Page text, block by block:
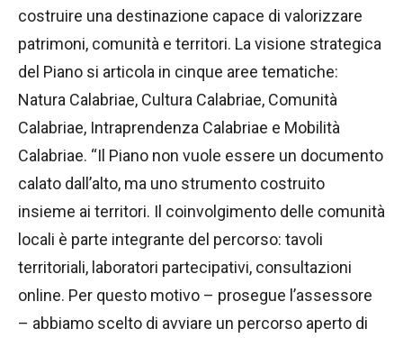
costruire una destinazione capace di valorizzare
patrimoni, comunità e territori. La visione strategica
del Piano si articola in cinque aree tematiche:
Natura Calabriae, Cultura Calabriae, Comunità
Calabriae, Intraprendenza Calabriae e Mobilità
Calabriae. “Il Piano non vuole essere un documento
calato dall’alto, ma uno strumento costruito
insieme ai territori. Il coinvolgimento delle comunità
locali è parte integrante del percorso: tavoli
territoriali, laboratori partecipativi, consultazioni
online. Per questo motivo – prosegue l’assessore
– abbiamo scelto di avviare un percorso aperto di